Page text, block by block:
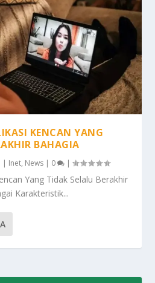
KENCAN YANG
BAHAGIA
| Inet, News | 0 |
Yang Tidak Selalu Berakhir
Karakteristik...